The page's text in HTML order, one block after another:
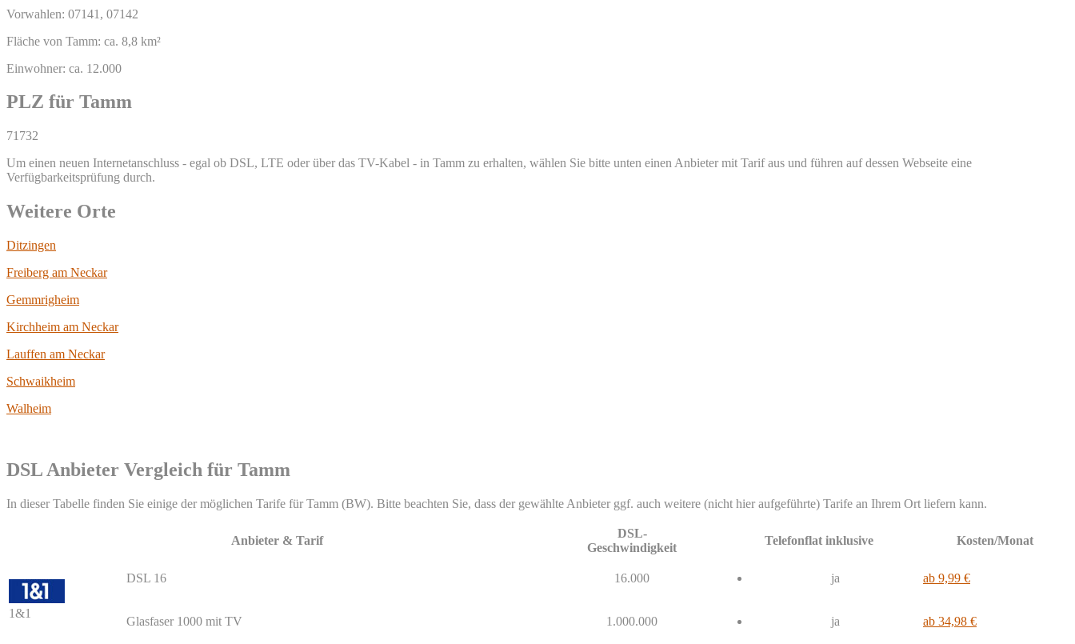
Vorwahlen: 07141, 07142
Fläche von Tamm: ca. 8,8 km²
Einwohner: ca. 12.000
PLZ für Tamm
71732
Um einen neuen Internetanschluss - egal ob DSL, LTE oder über das TV-Kabel - in Tamm zu erhalten, wählen Sie bitte unten einen Anbieter mit Tarif aus und führen auf dessen Webseite eine
Verfügbarkeitsprüfung durch.
Weitere Orte
Ditzingen
Freiberg am Neckar
Gemmrigheim
Kirchheim am Neckar
Lauffen am Neckar
Schwaikheim
Walheim
DSL Anbieter Vergleich für Tamm
In dieser Tabelle finden Sie einige der möglichen Tarife für Tamm (BW). Bitte beachten Sie, dass der gewählte Anbieter ggf. auch weitere (nicht hier aufgeführte) Tarife an Ihrem Ort liefern kann.
Anbieter & Tarif
DSL-
Geschwindigkeit
Telefonflat inklusive Kosten/Monat
1&1
DSL 16 16.000 ja ab 9,99 €
Glasfaser 1000 mit TV 1.000.000 ja ab 34,98 €